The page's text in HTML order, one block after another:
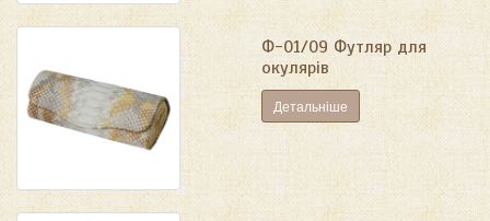
Ф-01/09 Футляр для
окулярів
Детальніше